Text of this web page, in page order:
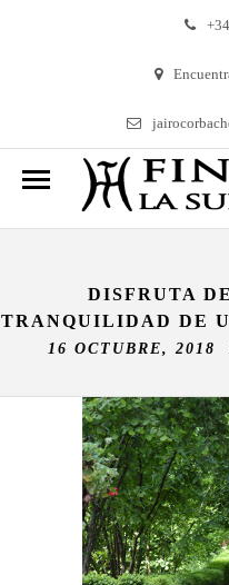
DISFRUTA
TRANQUILIDAD DE
16 OCTUBRE, 2018